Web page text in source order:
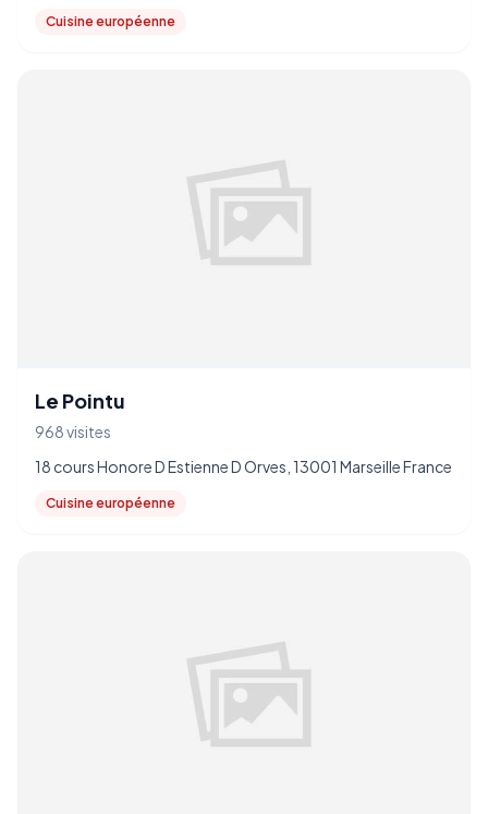
Cuisine européenne
Le Pointu
968 visites
18 cours Honore D Estienne D Orves, 13001 Marseille France
Cuisine européenne